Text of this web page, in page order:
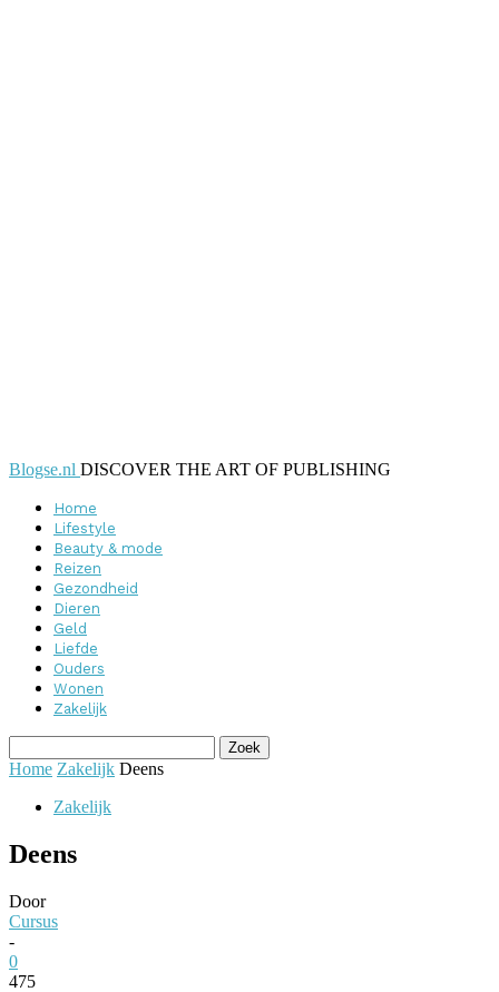
Blogse.nl DISCOVER THE ART OF PUBLISHING
Home
Lifestyle
Beauty & mode
Reizen
Gezondheid
Dieren
Geld
Liefde
Ouders
Wonen
Zakelijk
Home Zakelijk Deens
Zakelijk
Deens
Door
Cursus
-
0
475